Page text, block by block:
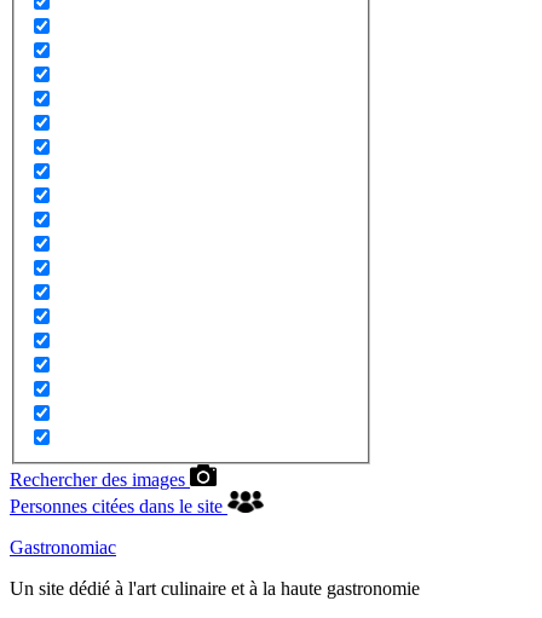
Rechercher des images
Personnes citées dans le site
Gastronomiac
Un site dédié à l'art culinaire et à la haute gastronomie